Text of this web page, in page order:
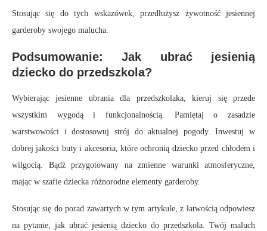
Stosując się do tych wskazówek, przedłużysz żywotność jesiennej
garderoby swojego malucha.
Podsumowanie: Jak ubrać jesienią
dziecko do przedszkola?
Wybierając jesienne ubrania dla przedszkolaka, kieruj się przede
wszystkim wygodą i funkcjonalnością. Pamiętaj o zasadzie
warstwowości i dostosowuj strój do aktualnej pogody. Inwestuj w
dobrej jakości buty i akcesoria, które ochronią dziecko przed chłodem i
wilgocią. Bądź przygotowany na zmienne warunki atmosferyczne,
mając w szafie dziecka różnorodne elementy garderoby.
Stosując się do porad zawartych w tym artykule, z łatwością odpowiesz
na pytanie, jak ubrać jesienią dziecko do przedszkola. Twój maluch